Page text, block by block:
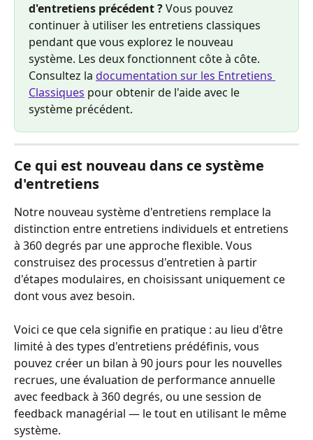
d'entretiens précédent ? Vous pouvez
continuer à utiliser les entretiens classiques
pendant que vous explorez le nouveau
système. Les deux fonctionnent côte à côte.
Consultez la documentation sur les Entretiens
Classiques pour obtenir de l'aide avec le
système précédent.
Ce qui est nouveau dans ce système
d'entretiens
Notre nouveau système d'entretiens remplace la
distinction entre entretiens individuels et entretiens
à 360 degrés par une approche flexible. Vous
construisez des processus d'entretien à partir
d'étapes modulaires, en choisissant uniquement ce
dont vous avez besoin.
Voici ce que cela signifie en pratique : au lieu d'être
limité à des types d'entretiens prédéfinis, vous
pouvez créer un bilan à 90 jours pour les nouvelles
recrues, une évaluation de performance annuelle
avec feedback à 360 degrés, ou une session de
feedback managérial — le tout en utilisant le même
système.